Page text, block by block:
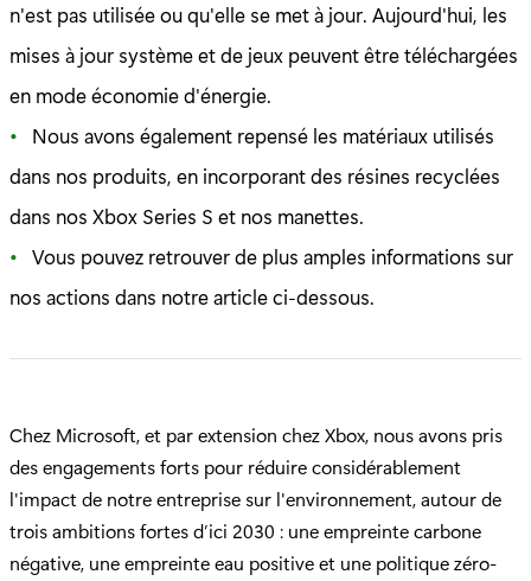
n'est pas utilisée ou qu'elle se met à jour. Aujourd'hui, les
mises à jour système et de jeux peuvent être téléchargées
en mode économie d'énergie.
Nous avons également repensé les matériaux utilisés
dans nos produits, en incorporant des résines recyclées
dans nos Xbox Series S et nos manettes.
Vous pouvez retrouver de plus amples informations sur
nos actions dans notre article ci-dessous.
Chez Microsoft, et par extension chez Xbox, nous avons pris
des engagements forts pour réduire considérablement
l'impact de notre entreprise sur l'environnement, autour de
trois ambitions fortes d’ici 2030 : une empreinte carbone
négative, une empreinte eau positive et une politique zéro-